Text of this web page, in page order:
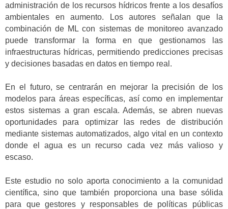
administración de los recursos hídricos frente a los desafíos
ambientales en aumento. Los autores señalan que la
combinación de ML con sistemas de monitoreo avanzado
puede transformar la forma en que gestionamos las
infraestructuras hídricas, permitiendo predicciones precisas
y decisiones basadas en datos en tiempo real.
En el futuro, se centrarán en mejorar la precisión de los
modelos para áreas específicas, así como en implementar
estos sistemas a gran escala. Además, se abren nuevas
oportunidades para optimizar las redes de distribución
mediante sistemas automatizados, algo vital en un contexto
donde el agua es un recurso cada vez más valioso y
escaso.
Este estudio no solo aporta conocimiento a la comunidad
científica, sino que también proporciona una base sólida
para que gestores y responsables de políticas públicas